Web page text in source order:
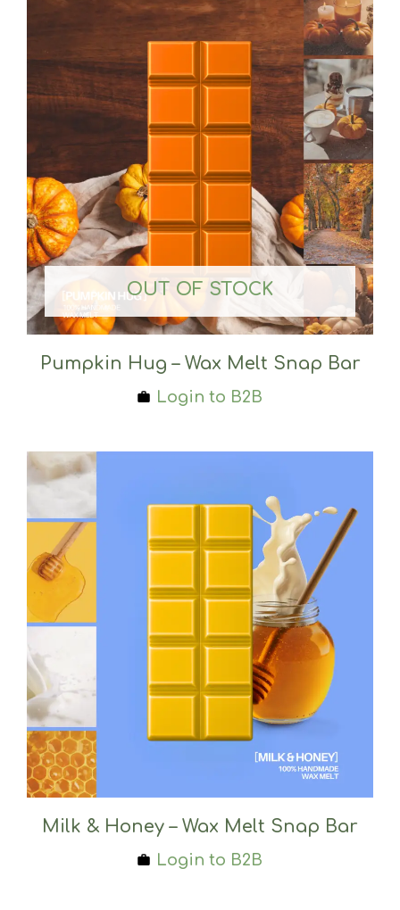
OUT OF STOCK
Pumpkin Hug – Wax Melt Snap Bar
Login to B2B
Milk & Honey – Wax Melt Snap Bar
Login to B2B